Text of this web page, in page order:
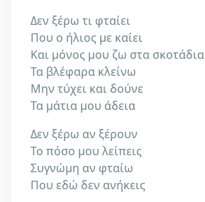
Δεν ξέρω τι φταίει
Που ο ήλιος με καίει
Και μόνος μου ζω στα σκοτάδια
Τα βλέφαρα κλείνω
Μην τύχει και δούνε
Τα μάτια μου άδεια
Δεν ξέρω αν ξέρουν
Το πόσο μου λείπεις
Συγνώμη αν φταίω
Που εδώ δεν ανήκεις